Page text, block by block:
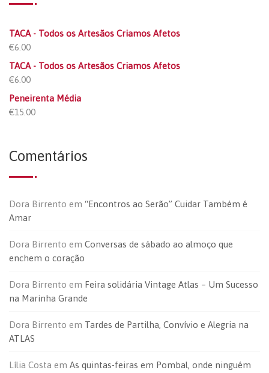
TACA - Todos os Artesãos Criamos Afetos
€6.00
TACA - Todos os Artesãos Criamos Afetos
€6.00
Peneirenta Média
€15.00
Comentários
Dora Birrento em “Encontros ao Serão” Cuidar Também é
Amar
Dora Birrento em Conversas de sábado ao almoço que
enchem o coração
Dora Birrento em Feira solidária Vintage Atlas – Um Sucesso
na Marinha Grande
Dora Birrento em Tardes de Partilha, Convívio e Alegria na
ATLAS
Lília Costa em As quintas-feiras em Pombal, onde ninguém